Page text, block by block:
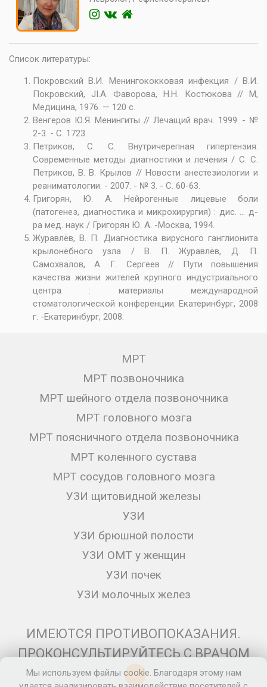
Список литературы:
Покровский В.И. Менингококковая инфекция / В.И.
Покровский, JI.A. Фаворова, Н.Н. Костюкова // М,
Медицина, 1976. — 120 с.
Венгеров Ю.Я. Менингиты // Лечащий врач. 1999. - №
2-3. - С. 1723.
Петриков, С. С. Внутричерепная гипертензия.
Современные методы диагностики и лечения / С. С.
Петриков, В. В. Крылов // Новости анестезиологии и
реаниматологии. - 2007. - № 3. - С. 60-63.
Григорян, Ю. А. Нейрогенные лицевые боли
(патогенез, диагностика и микрохирургия) : дис. ... д-
ра мед. наук / Григорян Ю. А. -Москва, 1994.
Журавлёв, В. П. Диагностика вирусного ганглионита
крылонёбного узла / В. П. Журавлёв, Д. П.
Самохвалов, А. Г. Сергеев // Пути повышения
качества жизни жителей крупного индустриального
центра : материалы международной
стоматологической конференции. Екатеринбург, 2008
г. -Екатеринбург, 2008.
МРТ
МРТ позвоночника
МРТ шейного отдела позвоночника
МРТ головного мозга
МРТ поясничного отдела позвоночника
МРТ коленного сустава
МРТ сосудов головного мозга
УЗИ щитовидной железы
УЗИ
УЗИ брюшной полости
УЗИ ОМТ у женщин
УЗИ почек
УЗИ молочных желез
ИМЕЮТСЯ ПРОТИВОПОКАЗАНИЯ.
ПРОКОНСУЛЬТИРУЙТЕСЬ С ВРАЧОМ
12+
Мы используем файлы cookie. Благодаря этому нам